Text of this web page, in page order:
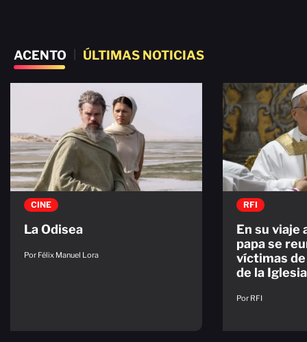
ACENTO ÚLTIMAS NOTICIAS
CINE
La Odisea
Por Félix Manuel Lora
RFI
En su viaje
papa se
víctimas
de la Iglesia
Por RFI